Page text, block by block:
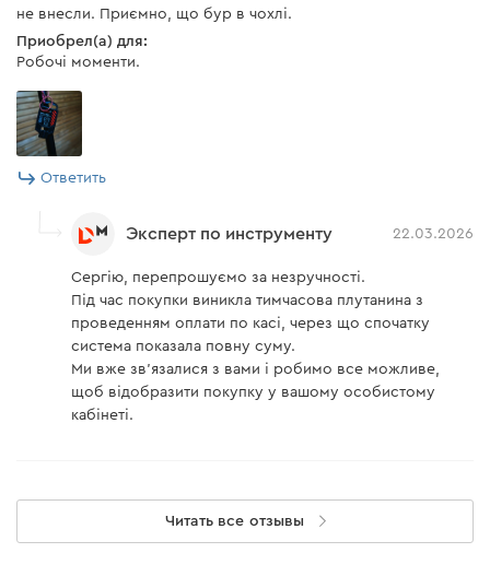
не внесли. Приємно, що бур в чохлі.
Приобрел(а) для:
Робочі моменти.
Ответить
Эксперт по инструменту 22.03.2026
Сергію, перепрошуємо за незручності.
Під час покупки виникла тимчасова плутанина з
проведенням оплати по касі, через що спочатку
система показала повну суму.
Ми вже зв’язалися з вами і робимо все можливе,
щоб відобразити покупку у вашому особистому
кабінеті.
Читать все отзывы